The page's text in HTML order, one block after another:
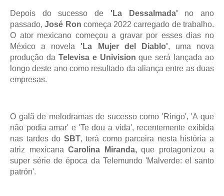
Depois do sucesso de 'La Dessalmada' no ano
passado,José Ron começa 2022 carregado de trabalho.
O ator mexicano começou a gravar por esses dias no
México a novela 'La Mujer del Diablo', uma nova
produção da Televisa e Univision que será lançada ao
longo deste ano como resultado da aliança entre as duas
empresas.
O galã de melodramas de sucesso como 'Ringo', 'A que
não podia amar' e 'Te dou a vida', recentemente exibida
nas tardes do SBT, terá como parceira nesta história a
atriz mexicana Carolina Miranda,que protagonizou a
super série de época da Telemundo 'Malverde: el santo
patrón'.